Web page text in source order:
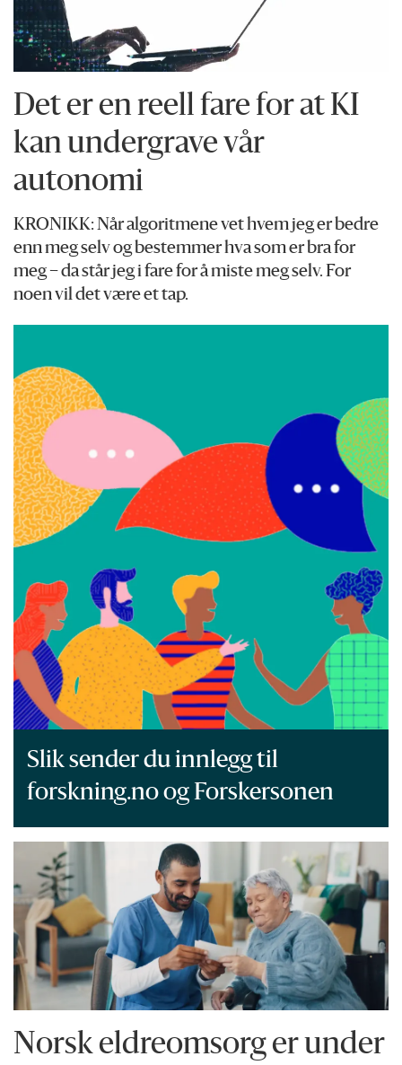
Det er en reell fare for at KI
kan undergrave vår
autonomi
KRONIKK: Når algoritmene vet hvem jeg er bedre
enn meg selv og bestemmer hva som er bra for
meg – da står jeg i fare for å miste meg selv. For
noen vil det være et tap.
Slik sender du innlegg til
forskning.no og Forskersonen
Norsk eldreomsorg er under